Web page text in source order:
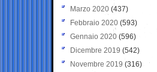
Marzo 2020 (437)
Febbraio 2020 (593)
Gennaio 2020 (596)
Dicembre 2019 (542)
Novembre 2019 (316)